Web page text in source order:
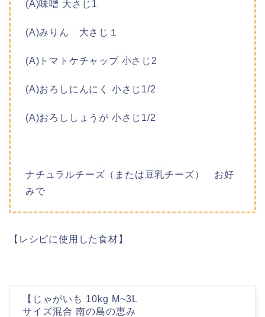
(A)味噌 大さじ1
(A)みりん 大さじ１
(A)トマトケチャップ 小さじ2
(A)おろしにんにく 小さじ1/2
(A)おろししょうが 小さじ1/2
ナチュラルチーズ（または豆乳チーズ） お好
みで
【レシピに使用した食材】
【じゃがいも 10kg M~3L
サイズ混合 南の島の恵み